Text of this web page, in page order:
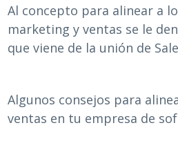
Al concepto para alinear a
marketing y ventas se le
que viene de la unión de
Algunos consejos para
ventas en tu empresa de